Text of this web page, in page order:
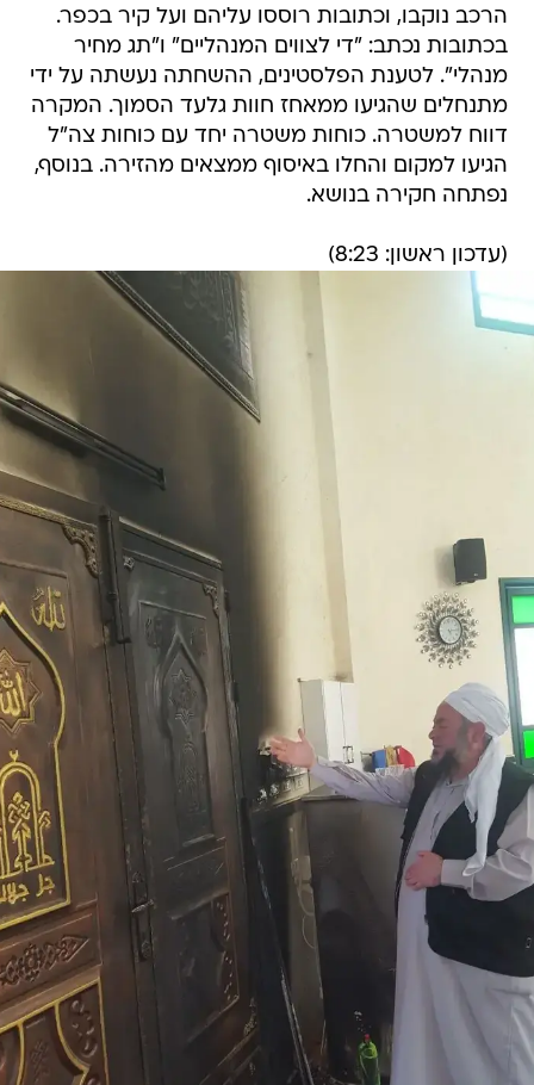
הרכב נוקבו, וכתובות רוססו עליהם ועל קיר בכפר.
בכתובות נכתב: "די לצווים המנהליים" ו"תג מחיר
מנהלי". לטענת הפלסטינים, ההשחתה נעשתה על ידי
מתנחלים שהגיעו ממאחז חוות גלעד הסמוך. המקרה
דווח למשטרה. כוחות משטרה יחד עם כוחות צה"ל
הגיעו למקום והחלו באיסוף ממצאים מהזירה. בנוסף,
נפתחה חקירה בנושא.
(עדכון ראשון: 8:23)